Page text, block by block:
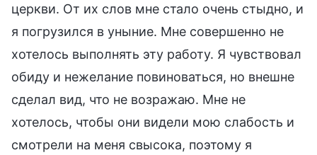
церкви. От их слов мне стало очень стыдно, и
я погрузился в уныние. Мне совершенно не
хотелось выполнять эту работу. Я чувствовал
обиду и нежелание повиноваться, но внешне
сделал вид, что не возражаю. Мне не
хотелось, чтобы они видели мою слабость и
смотрели на меня свысока, поэтому я